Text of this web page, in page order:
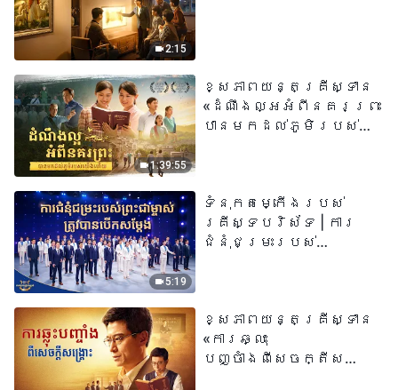
2:15
1:39:55
ខ្សែភាពយន្តគ្រីស្ទាន
«ដំណឹងល្អអំពីនគរព្រះ
បានមកដល់​ភូមិរបស់
5:19
ទំនុកតម្កើង​របស់​
គ្រីស្ទបរិស័ទ | ការ
ជំនុំជម្រះរបស់
ខ្សែភាពយន្តគ្រីស្ទាន
«ការឆ្លុះ
បញ្ចាំងពីសេចក្តីសង្រ្គោះ»